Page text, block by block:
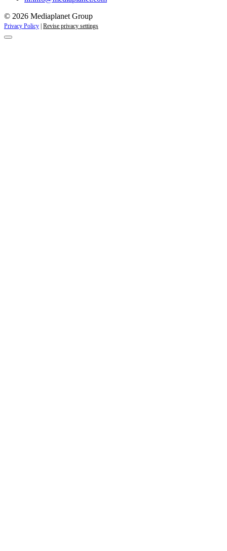
© 2026 Mediaplanet Group
Privacy Policy | Revise privacy settings